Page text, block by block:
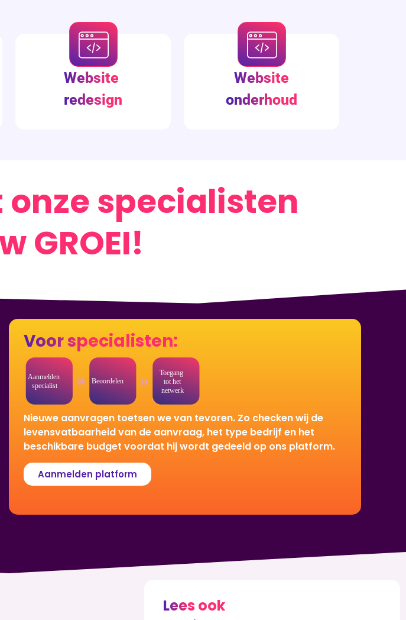
Website
redesign
Website
onderhoud
specialisten
GROEI!
Voor specialisten:
Nieuwe aanvragen toetsen we van tevoren. Zo checken wij de
levensvatbaarheid van de aanvraag, het type bedrijf en het
beschikbare budget voordat hij wordt gedeeld op ons platform.
Aanmelden platform
Lees ook